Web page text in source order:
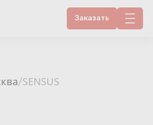
Заказать
/SENSUS